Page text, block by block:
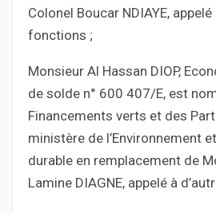
Colonel Boucar NDIAYE, appelé
fonctions ;
Monsieur Al Hassan DIOP,
de solde n° 600 407/E, est
Financements verts et des
ministère de l’Environnement
durable en remplacement de
Lamine DIAGNE, appelé à